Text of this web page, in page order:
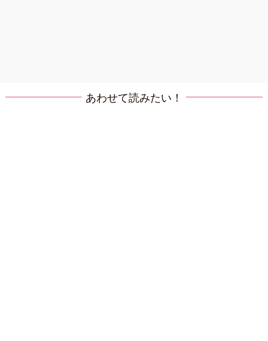
あわせて読みたい！